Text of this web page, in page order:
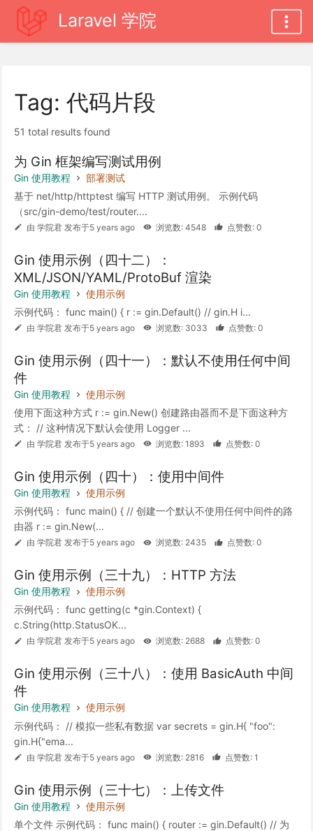
Laravel 学院
Tag: 代码片段
51 total results found
为 Gin 框架编写测试用例
Gin 使用教程
部署测试
基于 net/http/httptest 编写 HTTP 测试用例。 示例代码
（src/gin-demo/test/router....
由 学院君 发布于5 years ago 浏览数: 4548 点赞数: 0
Gin 使用示例（四十二）：
XML/JSON/YAML/ProtoBuf 渲染
Gin 使用教程
使用示例
示例代码： func main() { r := gin.Default() // gin.H i...
由 学院君 发布于5 years ago 浏览数: 3033 点赞数: 0
Gin 使用示例（四十一）：默认不使用任何中间
件
Gin 使用教程
使用示例
使用下面这种方式 r := gin.New() 创建路由器而不是下面这种方
式： // 这种情况下默认会使用 Logger ...
由 学院君 发布于5 years ago 浏览数: 1893 点赞数: 0
Gin 使用示例（四十）：使用中间件
Gin 使用教程
使用示例
示例代码： func main() { // 创建一个默认不使用任何中间件的路
由器 r := gin.New(...
由 学院君 发布于5 years ago 浏览数: 2435 点赞数: 0
Gin 使用示例（三十九）：HTTP 方法
Gin 使用教程
使用示例
示例代码： func getting(c *gin.Context) {
c.String(http.StatusOK...
由 学院君 发布于5 years ago 浏览数: 2688 点赞数: 0
Gin 使用示例（三十八）：使用 BasicAuth 中间
件
Gin 使用教程
使用示例
示例代码： // 模拟一些私有数据 var secrets = gin.H{ "foo":
gin.H{"ema...
由 学院君 发布于5 years ago 浏览数: 2816 点赞数: 1
Gin 使用示例（三十七）：上传文件
Gin 使用教程
使用示例
单个文件 示例代码： func main() { router := gin.Default() // 为